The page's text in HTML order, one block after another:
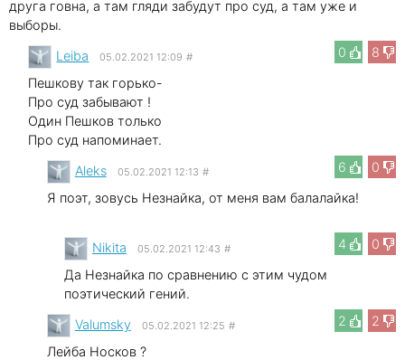
друга говна, а там гляди забудут про суд, а там уже и
выборы.
0
8
Leibа 05.02.2021 12:09 #
Пешкову так горько-
Про суд забывают !
Один Пешков только
Про суд напоминает.
6
0
Aleks 05.02.2021 12:13 #
Я поэт, зовусь Незнайка, от меня вам балалайка!
4 0
Nikita 05.02.2021 12:43 #
Да Незнайка по сравнению с этим чудом
поэтический гений.
2
2
Valumsky 05.02.2021 12:25 #
Лейба Носков ?